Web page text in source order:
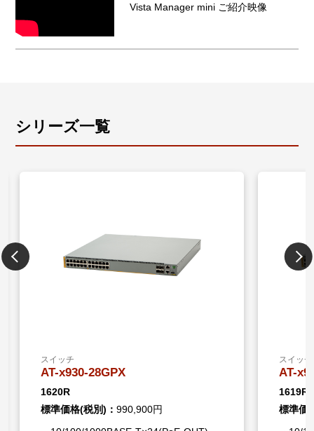
※1 ファームウェアバージョン5.4.5-1.1以降よりサポ
ート
※2 1年、5年、7年の利用期限付きライセンスをご購
ンスとして、7年間のライセンスは合計7年間の期限付
きライセンスとして提供しております。
このとき、必要な情報を確認させていただくと共に、
ライセンスの設定作業はお客様作業とします。
ライセンスの利用期限が機器本体の製品保証期間を超
ます。
※6 AT-MWS APシリーズはファームウェアバージョン
5.4.9-2以前でのサポートとなります。
PoEページにて、システムやポート単位のPoE有効/無
効化、給電優先度の設定等が可能になります。また、
各ポートの状態や設定も表示できます。
・ セキュリティー設定
ハードウェアアクセスリスト（ACL）の作成やインタ
本製品が管理するAMF Plusノードおよび無線APの接
続構成を自動的に認識の上、接続構成図として表示で
き、また、ヒートマップで無線APの電波状態を表示し
AMF Plusネットワーク内のARP/SNMPノードを検出
し、情報を表示することが可能になります。検出され
たSNMPノードのアイコンは自動配置され、ARPノー
ドのアイコンはドラッグアンドドロップにて移動でき
るため、実際のネットワーク構成をトポロジーマップ
Vista Manager mini ご紹介映像
シリーズ一覧
スイッチ
AT-x930-28GPX
1620R
標準価格(税別)： 990,900円
スイッチ
AT-
1619R
標準価